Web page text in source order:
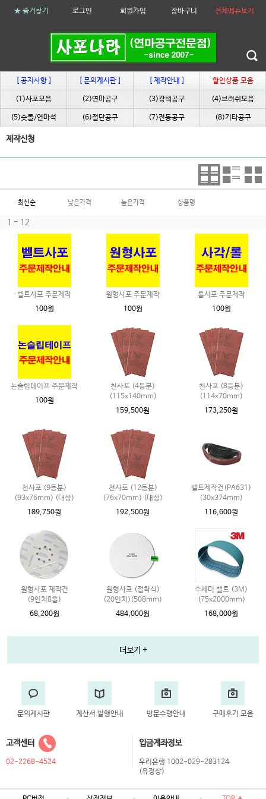
★ 즐겨찾기 로그인 회원가입 장바구니 전체메뉴보기
[ 공지사항 ] [ 문의게시판 ] [ 제작안내 ] 할인상품 모음
(1)사포모음 (2)연마공구 (3)광택공구 (4)브러쉬모음
(5)숫돌/연마석 (6)절단공구 (7)전동공구 (8)기타공구
제작신청
최신순 낮은가격 높은가격 상품명
1 - 12
벨트사포 주문제작
100원
원형사포 주문제작
100원
롤사포 주문제작
100원
논슬립테이프 주문제작
100원
천사포 (4등분)
(115x140mm)
159,500원
천사포 (8등분)
(114x70mm)
173,250원
천사포 (9등분)
(93x76mm) (대성)
189,750원
천사포 (12등분)
(76x70mm) (대성)
192,500원
밸트제작건(PA631)
(30x374mm)
116,600원
원형사포 제작건
(9인치8홀)
68,200원
원형사포 (접착식)
(20인치)(508mm)
484,000원
수세미 밸트 (3M)
(75x2000mm)
168,000원
더보기 +
문의게시판 계산서 발행안내 방문수령안내 구매후기 모음
고객센터
02-2268-4524
입금계좌정보
우리은행 1002-029-283124
(유정상)